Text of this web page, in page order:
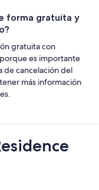
forma gratuita y
gratuita con
es importante
de cancelación del
más información